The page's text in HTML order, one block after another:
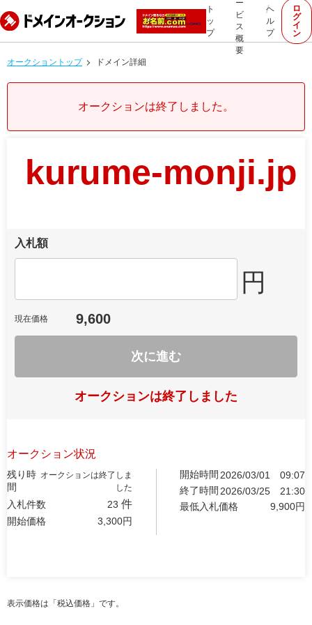
ト
ッ
プ
ー
ビ
ス
概
要
ヘ
ル
プ
ロ
グ
イ
ン
オークショントップ ドメイン詳細
オークションは終了しました。
kurume-monji.jp
入札額
円
現在価格 9,600
次に進む
オークションは終了しました
オークション状況
残り時
間
オークションは終了しま
した
入札件数 23 件
開始価格 3,300円
開始時間 2026/03/01
09:07
終了時間 2026/03/25
21:30
最低入札価格
9,900円
表示価格は「税込価格」です。